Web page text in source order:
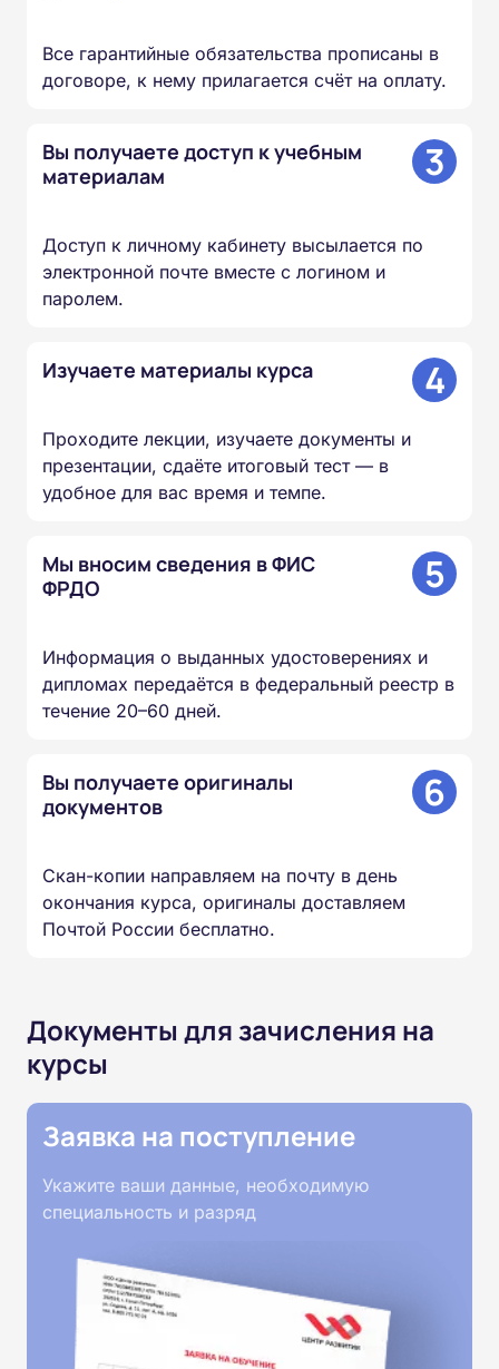
Все гарантийные обязательства прописаны в
договоре, к нему прилагается счёт на оплату.
Вы получаете доступ к учебным
материалам
3
Доступ к личному кабинету высылается по
электронной почте вместе с логином и
паролем.
Изучаете материалы курса 4
Проходите лекции, изучаете документы и
презентации, сдаёте итоговый тест — в
удобное для вас время и темпе.
Мы вносим сведения в ФИС
ФРДО
5
Информация о выданных удостоверениях и
дипломах передаётся в федеральный реестр в
течение 20–60 дней.
Вы получаете оригиналы
документов
6
Скан-копии направляем на почту в день
окончания курса, оригиналы доставляем
Почтой России бесплатно.
Документы для зачисления на
курсы
Заявка на поступление
Укажите ваши данные, необходимую
специальность и разряд